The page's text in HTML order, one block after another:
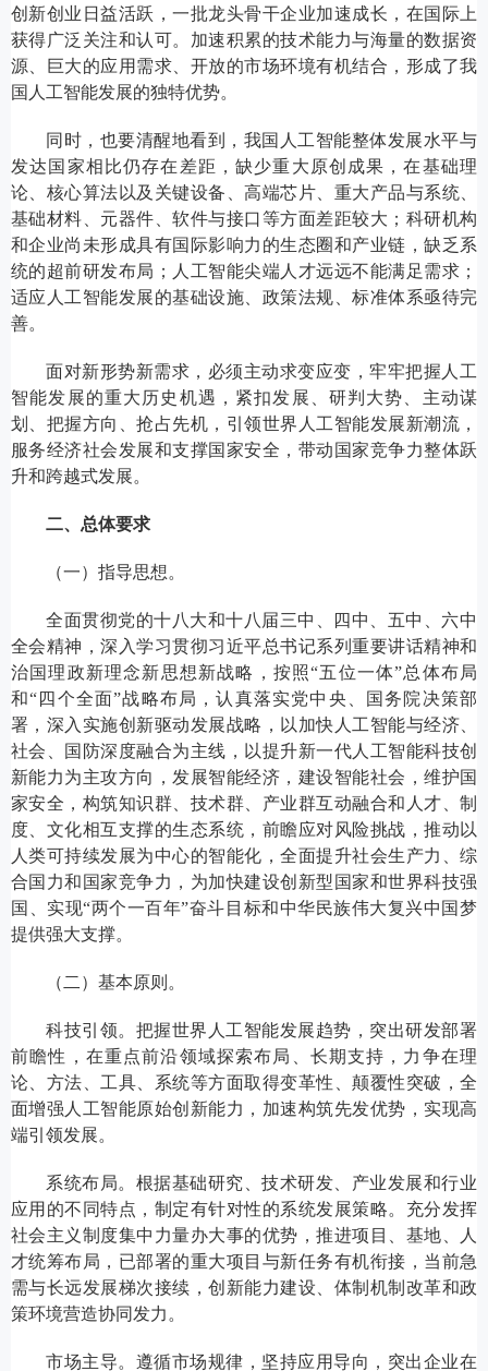
创新创业日益活跃，一批龙头骨干企业加速成长，在国际上
获得广泛关注和认可。加速积累的技术能力与海量的数据资
源、巨大的应用需求、开放的市场环境有机结合，形成了我
国人工智能发展的独特优势。
同时，也要清醒地看到，我国人工智能整体发展水平与
发达国家相比仍存在差距，缺少重大原创成果，在基础理
论、核心算法以及关键设备、高端芯片、重大产品与系统、
基础材料、元器件、软件与接口等方面差距较大；科研机构
和企业尚未形成具有国际影响力的生态圈和产业链，缺乏系
统的超前研发布局；人工智能尖端人才远远不能满足需求；
适应人工智能发展的基础设施、政策法规、标准体系亟待完
善。
面对新形势新需求，必须主动求变应变，牢牢把握人工
智能发展的重大历史机遇，紧扣发展、研判大势、主动谋
划、把握方向、抢占先机，引领世界人工智能发展新潮流，
服务经济社会发展和支撑国家安全，带动国家竞争力整体跃
升和跨越式发展。
二、总体要求
（一）指导思想。
全面贯彻党的十八大和十八届三中、四中、五中、六中
全会精神，深入学习贯彻习近平总书记系列重要讲话精神和
治国理政新理念新思想新战略，按照“五位一体”总体布局
和“四个全面”战略布局，认真落实党中央、国务院决策部
署，深入实施创新驱动发展战略，以加快人工智能与经济、
社会、国防深度融合为主线，以提升新一代人工智能科技创
新能力为主攻方向，发展智能经济，建设智能社会，维护国
家安全，构筑知识群、技术群、产业群互动融合和人才、制
度、文化相互支撑的生态系统，前瞻应对风险挑战，推动以
人类可持续发展为中心的智能化，全面提升社会生产力、综
合国力和国家竞争力，为加快建设创新型国家和世界科技强
国、实现“两个一百年”奋斗目标和中华民族伟大复兴中国梦
提供强大支撑。
（二）基本原则。
科技引领。把握世界人工智能发展趋势，突出研发部署
前瞻性，在重点前沿领域探索布局、长期支持，力争在理
论、方法、工具、系统等方面取得变革性、颠覆性突破，全
面增强人工智能原始创新能力，加速构筑先发优势，实现高
端引领发展。
系统布局。根据基础研究、技术研发、产业发展和行业
应用的不同特点，制定有针对性的系统发展策略。充分发挥
社会主义制度集中力量办大事的优势，推进项目、基地、人
才统筹布局，已部署的重大项目与新任务有机衔接，当前急
需与长远发展梯次接续，创新能力建设、体制机制改革和政
策环境营造协同发力。
市场主导。遵循市场规律，坚持应用导向，突出企业在